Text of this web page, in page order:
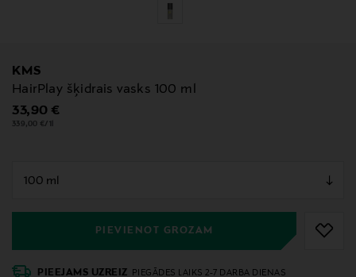
KMS
HairPlay šķidrais vasks 100 ml
Original Price
33,90 €
339,00 €/1l
PIEVIENOT GROZAM
PIEEJAMS UZREIZ
PIEGĀDES LAIKS 2-7 DARBA DIENAS